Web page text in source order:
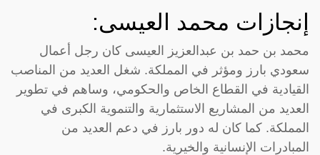
إنجازات محمد العيسى:
محمد بن حمد بن عبدالعزيز العيسى كان رجل أعمال
سعودي بارز ومؤثر في المملكة. شغل العديد من المناصب
القيادية في القطاع الخاص والحكومي، وساهم في تطوير
العديد من المشاريع الاستثمارية والتنموية الكبرى في
المملكة. كما كان له دور بارز في دعم العديد من
المبادرات الإنسانية والخيرية.